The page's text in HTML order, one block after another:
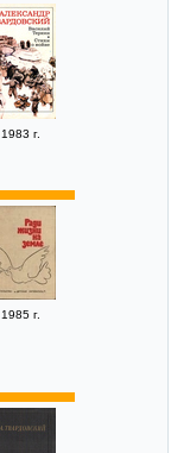
1983 г.
1985 г.